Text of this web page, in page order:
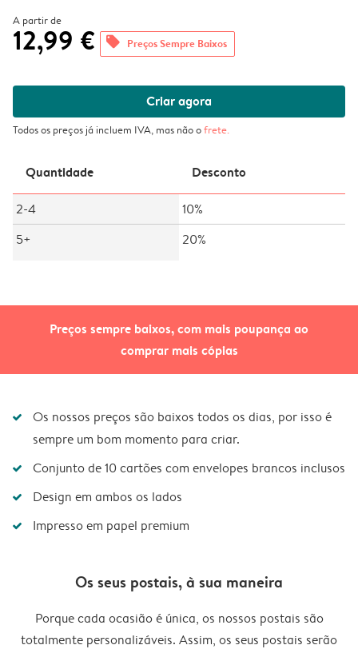
Preços sempre baixos, com mais poupança ao
comprar mais cópias
A partir de
12,99 € offers Preços Sempre Baixos
Criar agora
Todos os preços já incluem IVA, mas não ofrete.
Quantidade Desconto
2-4
10%
5+
20%
Os nossos preços são baixos todos os dias, por isso é
sempre um bom momento para criar.
Conjunto de 10 cartões com envelopes brancos inclusos
Design em ambos os lados
Impresso em papel premium
Os seus postais, à sua maneira
Porque cada ocasião é única, os nossos postais são
totalmente personalizáveis. Assim, os seus postais serão